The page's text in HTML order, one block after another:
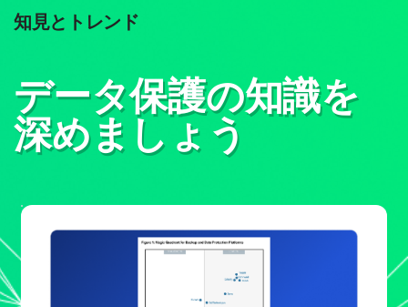
知見とトレンド
データ保護の知識を
深めましょう